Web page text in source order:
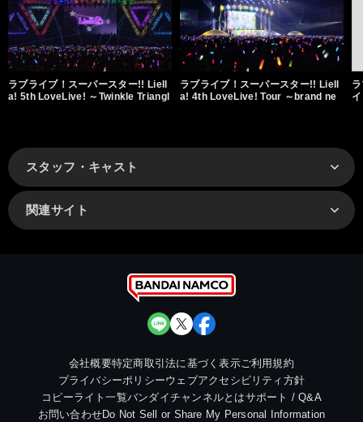
ラブライブ！スーパースター!! Liell
a! 5th LoveLive! ～Twinkle Triangl
ラブライブ！スーパースター!! Liell
a! 4th LoveLive! Tour ～brand ne
スタッフ・キャスト
関連サイト
会社概要特定商取引法に基づく表示ご利用規約
プライバシーポリシーウェブアクセシビリティ方針
コピーライト一覧バンダイチャンネルとはサポート / Q&A
お問い合わせDo Not Sell or Share My Personal Information